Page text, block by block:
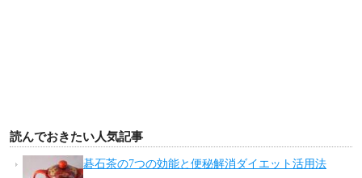
読んでおきたい人気記事
碁石茶の7つの効能と便秘解消ダイエット活用法